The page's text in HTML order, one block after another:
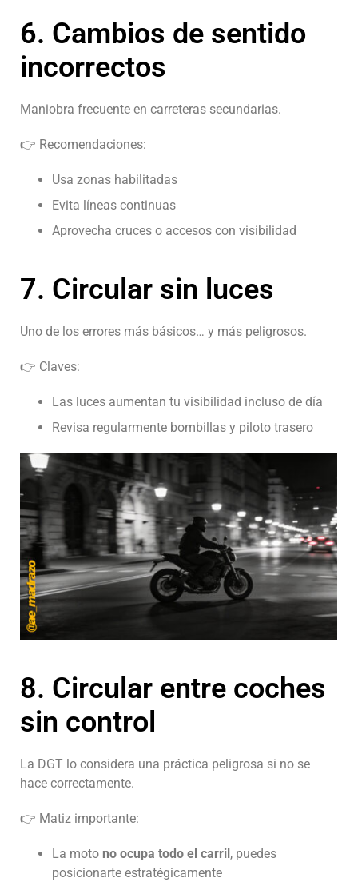
6. Cambios de sentido
incorrectos
Maniobra frecuente en carreteras secundarias.
👉 Recomendaciones:
Usa zonas habilitadas
Evita líneas continuas
Aprovecha cruces o accesos con visibilidad
7. Circular sin luces
Uno de los errores más básicos… y más peligrosos.
👉 Claves:
Las luces aumentan tu visibilidad incluso de día
Revisa regularmente bombillas y piloto trasero
8. Circular entre coches
sin control
La DGT lo considera una práctica peligrosa si no se
hace correctamente.
👉 Matiz importante:
La moto no ocupa todo el carril, puedes
posicionarte estratégicamente